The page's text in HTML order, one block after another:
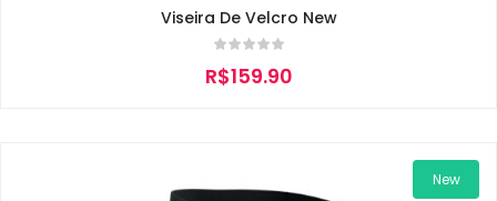
Viseira De Velcro New
R$159.90
New